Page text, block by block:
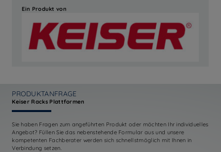
Ein Produkt von
PRODUKTANFRAGE
Keiser Racks Plattformen
Sie haben Fragen zum angeführten Produkt oder möchten Ihr individuelles
Angebot? Füllen Sie das nebenstehende Formular aus und unsere
kompetenten Fachberater werden sich schnellstmöglich mit Ihnen in
Verbindung setzen.